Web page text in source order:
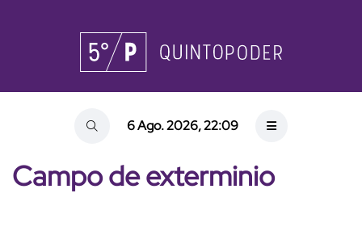
6 Ago. 2026, 22:09
Campo de exterminio